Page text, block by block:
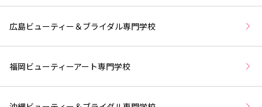
広島ビューティー＆ブライダル専門学校
福岡ビューティーアート専門学校